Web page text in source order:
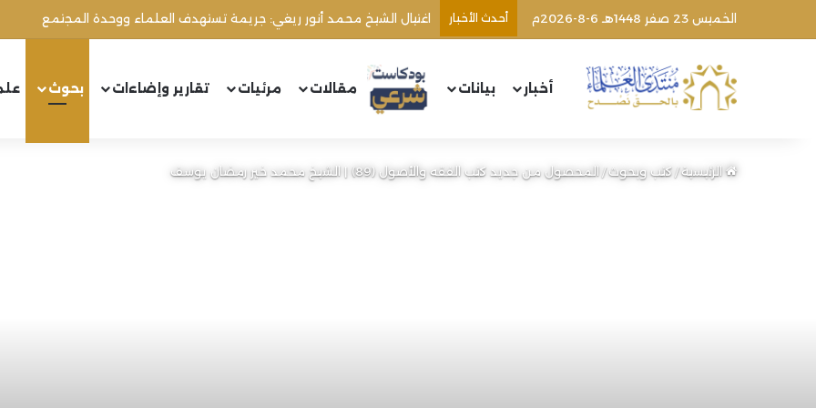
الخميس 23 صفر 1448هـ 6-8-2026م أحدث الأخبار
أخبار بيانات مقالات مرئيات تقارير وإضاءات بحوث
الرئيسية/كتب وبحوث/المحصول من جديد كتب الفقه والأصول (89) | الشيخ محمد خير رمضان يوسف